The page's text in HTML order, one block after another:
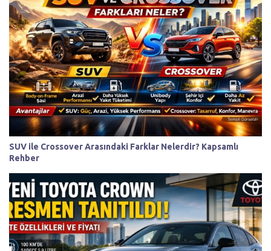
SUV ile Crossover Arasındaki Farklar Nelerdir? Kapsamlı
Rehber